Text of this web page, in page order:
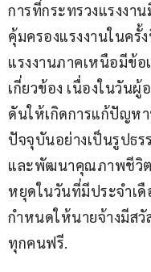
การที่กระทรวงแรงงา
คุ้มครองแรงงานในครั้
แรงงานภาคเหนือมีข้
เกี่ยวข้อง เนื่องในวัน
ดันให้เกิดการแก้ปัญห
ปัจจุบันอย่างเป็นรูปธร
และพัฒนาคุณภาพชีวิต
หยุดในวันที่มีประจำเดื
กำหนดให้นายจ้างมีส
ทุกคนฟรี.